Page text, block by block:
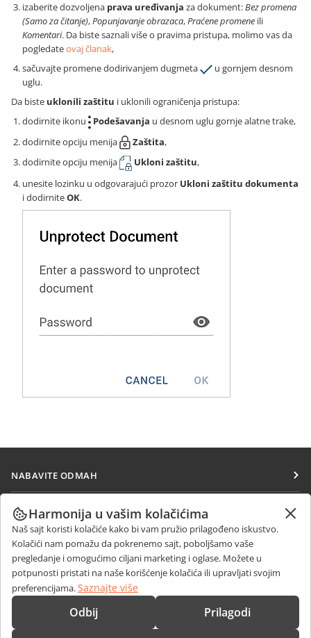
izaberite dozvoljena prava uređivanja za dokument:Bez promena
(Samo za čitanje),Popunjavanje obrazaca,Praćene promene ili
Komentari. Da biste saznali više o pravima pristupa, molimo vas da
pogledateovaj članak,
sačuvajte promene dodirivanjem dugmeta
u gornjem desnom
uglu.
Da biste uklonili zaštitu i uklonili ograničenja pristupa:
dodirnite ikonu
Podešavanja u desnom uglu gornje alatne trake,
dodirnite opciju menija
Zaštita,
dodirnite opciju menija
Ukloni zaštitu,
unesite lozinku u odgovarajući prozor Ukloni zaštitu dokumenta
i dodirniteOK.
NABAVITE ODMAH
Docs
DocSpace
Workspace
Konektori
Desktop aplikacije
Mobilne aplikacije
SARAĐUJTE
Za doprinosioce
Za prevodioce
Za influensere
Slobodna radna mesta
PRIMAJTE VESTI
Blog
DOBIJTE POMOĆ
Forum
KONTAKTIRAJTE NAS
Pitanja o prodaji
sales@onlyoffice.com
Harmonija u vašim kolačićima
Naš sajt koristi kolačiće kako bi vam pružio prilagođeno iskustvo.
Kolačići nam pomažu da pokrenemo sajt, poboljšamo vaše
pregledanje i omogućimo ciljani marketing i oglase. Možete u
potpunosti pristati na naše korišćenje kolačića ili upravljati svojim
preferencijama.Saznajte više
Odbij Prilagodi